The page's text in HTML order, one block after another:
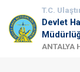
T.C.
Devlet
ANTALYA